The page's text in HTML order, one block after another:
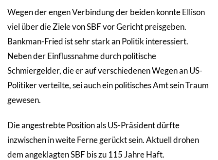
Wegen der engen Verbindung der beiden konnte Ellison
viel über die Ziele von SBF vor Gericht preisgeben.
Bankman-Fried ist sehr stark an Politik interessiert.
Neben der Einflussnahme durch politische
Schmiergelder, die er auf verschiedenen Wegen an US-
Politiker verteilte, sei auch ein politisches Amt sein Traum
gewesen.
Die angestrebte Position als US-Präsident dürfte
inzwischen in weite Ferne gerückt sein. Aktuell drohen
dem angeklagten SBF bis zu 115 Jahre Haft.